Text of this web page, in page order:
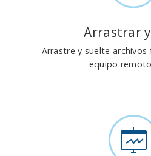
Arrastrar
Arrastre y suelte
equipo